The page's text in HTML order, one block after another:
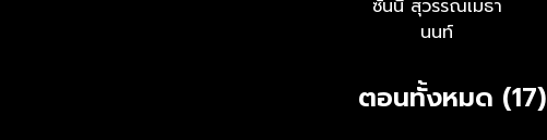
ซันนี่ สุวรรณเมธา
นนท์
ตอนทั้งหมด (17)